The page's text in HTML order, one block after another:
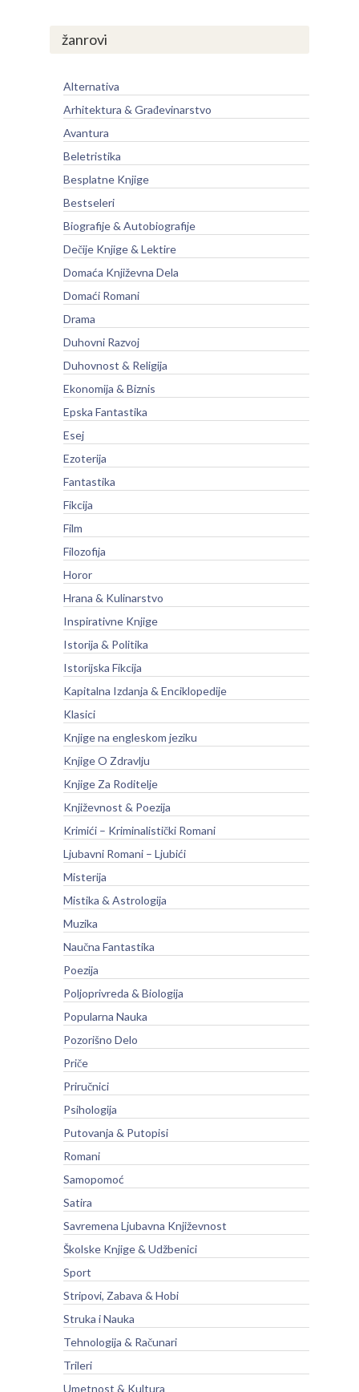
žanrovi
Alternativa
Arhitektura & Građevinarstvo
Avantura
Beletristika
Besplatne Knjige
Bestseleri
Biografije & Autobiografije
Dečije Knjige & Lektire
Domaća Književna Dela
Domaći Romani
Drama
Duhovni Razvoj
Duhovnost & Religija
Ekonomija & Biznis
Epska Fantastika
Esej
Ezoterija
Fantastika
Fikcija
Film
Filozofija
Horor
Hrana & Kulinarstvo
Inspirativne Knjige
Istorija & Politika
Istorijska Fikcija
Kapitalna Izdanja & Enciklopedije
Klasici
Knjige na engleskom jeziku
Knjige O Zdravlju
Knjige Za Roditelje
Književnost & Poezija
Krimići – Kriminalistički Romani
Ljubavni Romani – Ljubići
Misterija
Mistika & Astrologija
Muzika
Naučna Fantastika
Poezija
Poljoprivreda & Biologija
Popularna Nauka
Pozorišno Delo
Priče
Priručnici
Psihologija
Putovanja & Putopisi
Romani
Samopomoć
Satira
Savremena Ljubavna Književnost
Školske Knjige & Udžbenici
Sport
Stripovi, Zabava & Hobi
Struka i Nauka
Tehnologija & Računari
Trileri
Umetnost & Kultura